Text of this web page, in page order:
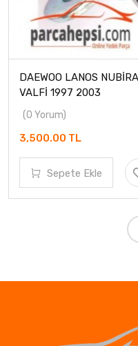
DAEWOO LANOS
VALFİ 1997 2003
(0 Yorum)
3,500.00 TL
Sepete Ekle